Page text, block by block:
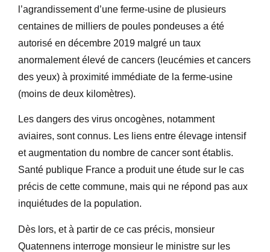
l’agrandissement d’une ferme-usine de plusieurs
centaines de milliers de poules pondeuses a été
autorisé en décembre 2019 malgré un taux
anormalement élevé de cancers (leucémies et cancers
des yeux) à proximité immédiate de la ferme-usine
(moins de deux kilomètres).
Les dangers des virus oncogènes, notamment
aviaires, sont connus. Les liens entre élevage intensif
et augmentation du nombre de cancer sont établis.
Santé publique France a produit une étude sur le cas
précis de cette commune, mais qui ne répond pas aux
inquiétudes de la population.
Dès lors, et à partir de ce cas précis, monsieur
Quatennens interroge monsieur le ministre sur les